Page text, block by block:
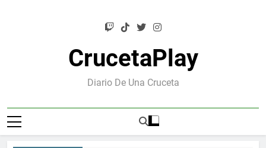
CrucetaPlay
Diario De Una Cruceta